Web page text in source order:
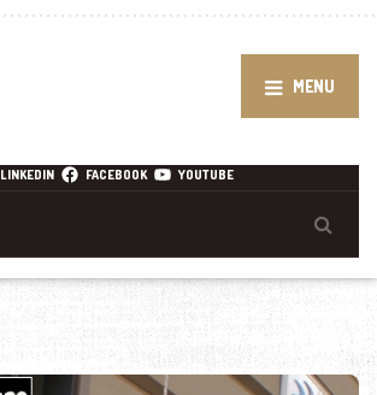
MENU
LINKEDIN FACEBOOK YOUTUBE